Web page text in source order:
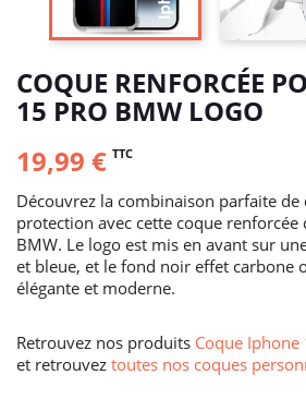
COQUE RENFORCÉE
15 PRO BMW LOGO
19,99 € TTC
Découvrez la combinaison parfaite de
protection avec cette coque renforcée
BMW. Le logo est mis en avant sur
et bleue, et le fond noir effet carbone
élégante et moderne.
Retrouvez nos produits Coque
et retrouvez toutes nos coques